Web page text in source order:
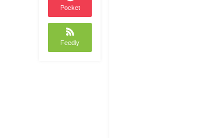
Pocket
Feedly